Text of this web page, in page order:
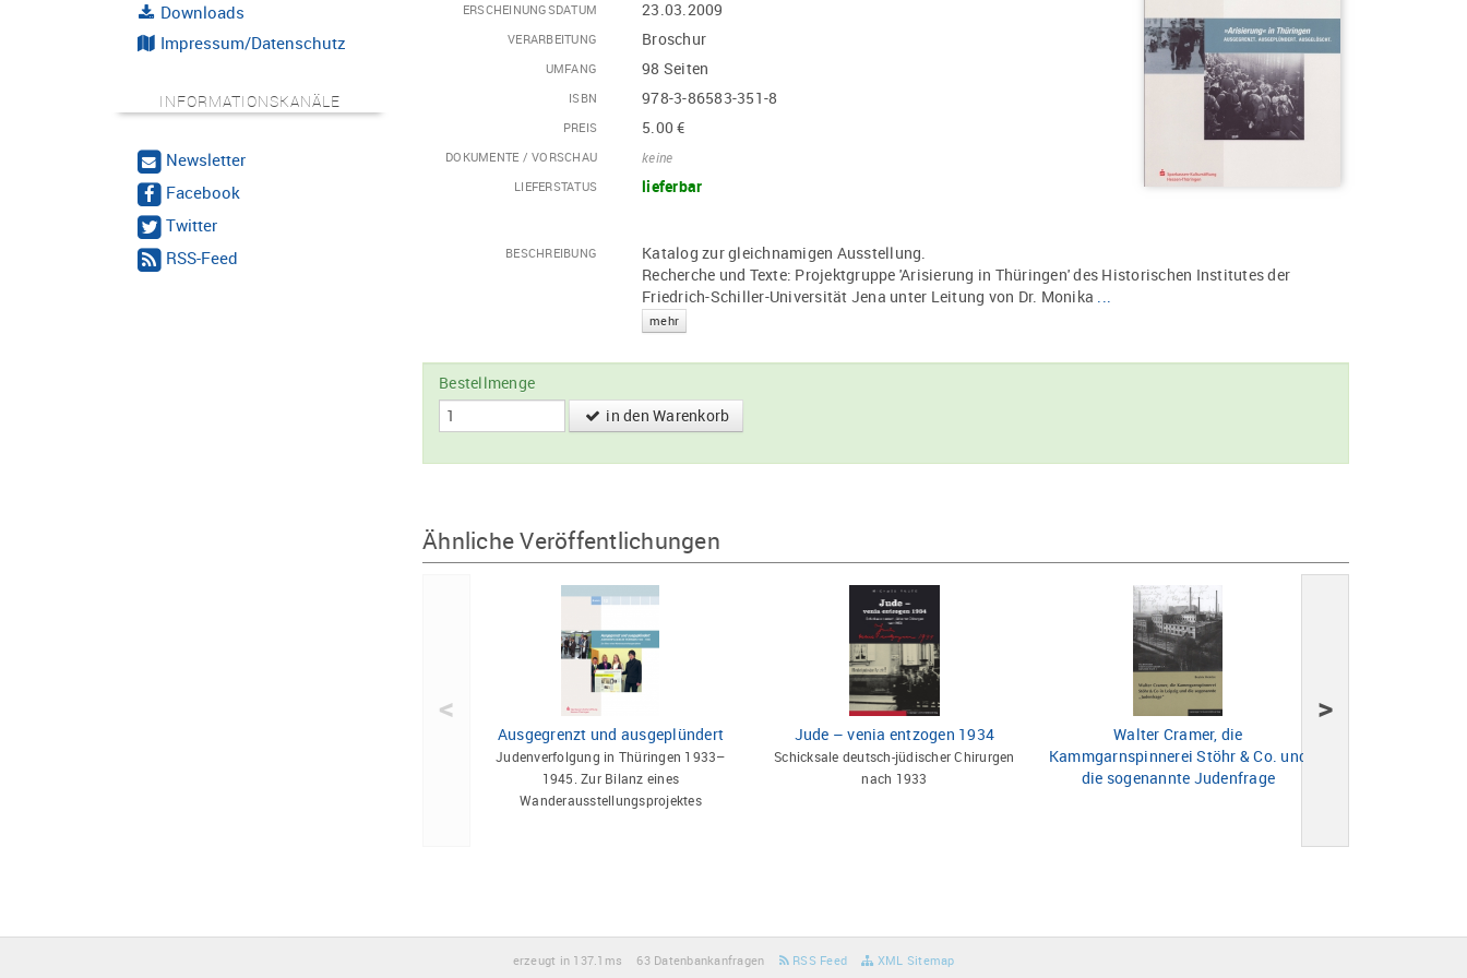
Downloads
Impressum/Datenschutz
INFORMATIONSKANÄLE
Newsletter
Facebook
Twitter
RSS-Feed
ERSCHEINUNGSDATUM 23.03.2009
VERARBEITUNG Broschur
UMFANG 98 Seiten
ISBN 978-3-86583-351-8
PREIS 5.00 €
DOKUMENTE / VORSCHAU keine
LIEFERSTATUS lieferbar
BESCHREIBUNG
Katalog zur gleichnamigen Ausstellung.
Recherche und Texte: Projektgruppe 'Arisierung in Thüringen' des Historischen Institutes der
Friedrich-Schiller-Universität Jena unter Leitung von Dr. Monika ...
mehr
Bestellmenge
in den Warenkorb
Ähnliche Veröffentlichungen
Ausgegrenzt und ausgeplündert
Judenverfolgung in Thüringen 1933–
1945. Zur Bilanz eines
Wanderausstellungsprojektes
Jude – venia entzogen 1934
Schicksale deutsch-jüdischer Chirurgen
nach 1933
Walter Cramer, die
Kammgarnspinnerei Stöhr & Co. und
die sogenannte Judenfrage
< >
erzeugt in 137.1ms 63 Datenbankanfragen RSS Feed XML Sitemap